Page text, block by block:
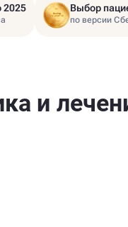
2025 Выбор
по версии
и